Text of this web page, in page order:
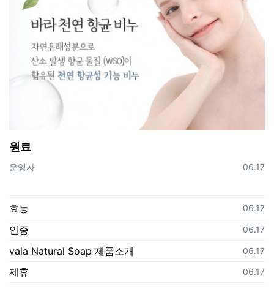
원료
등록자
운영자 등록일
06.17
등록일
06.17
효능
등록일
06.17
인증
등록일
06.17
vala Natural Soap 제품소개
등록일
06.17
제휴